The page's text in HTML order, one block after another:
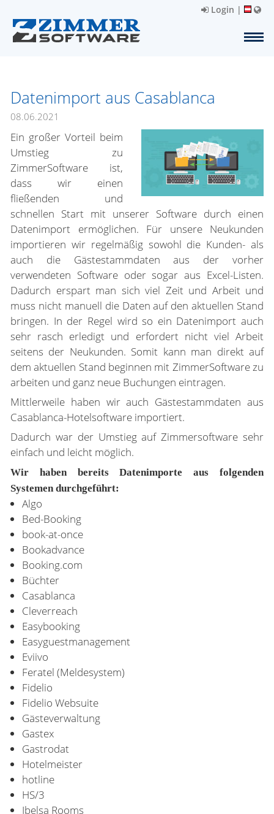
Login |
Datenimport aus Casablanca
08.06.2021
Ein großer Vorteil beim
Umstieg zu
ZimmerSoftware ist,
dass wir einen
fließenden und
schnellen Start mit unserer Software durch einen
Datenimport ermöglichen. Für unsere Neukunden
importieren wir regelmäßig sowohl die Kunden- als
auch die Gästestammdaten aus der vorher
verwendeten Software oder sogar aus Excel-Listen.
Dadurch erspart man sich viel Zeit und Arbeit und
muss nicht manuell die Daten auf den aktuellen Stand
bringen. In der Regel wird so ein Datenimport auch
sehr rasch erledigt und erfordert nicht viel Arbeit
seitens der Neukunden. Somit kann man direkt auf
dem aktuellen Stand beginnen mit ZimmerSoftware zu
arbeiten und ganz neue Buchungen eintragen.
Mittlerweile haben wir auch Gästestammdaten aus
Casablanca-Hotelsoftware importiert.
Dadurch war der Umstieg auf Zimmersoftware sehr
einfach und leicht möglich.
Wir haben bereits Datenimporte aus folgenden
Systemen durchgeführt:
Algo
Bed-Booking
book-at-once
Bookadvance
Booking.com
Büchter
Casablanca
Cleverreach
Easybooking
Easyguestmanagement
Eviivo
Feratel (Meldesystem)
Fidelio
Fidelio Websuite
Gästeverwaltung
Gastex
Gastrodat
Hotelmeister
hotline
HS/3
Ibelsa Rooms